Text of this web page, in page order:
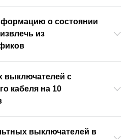
о состоянии
из
выключателей с
кабеля на 10
выключателей в